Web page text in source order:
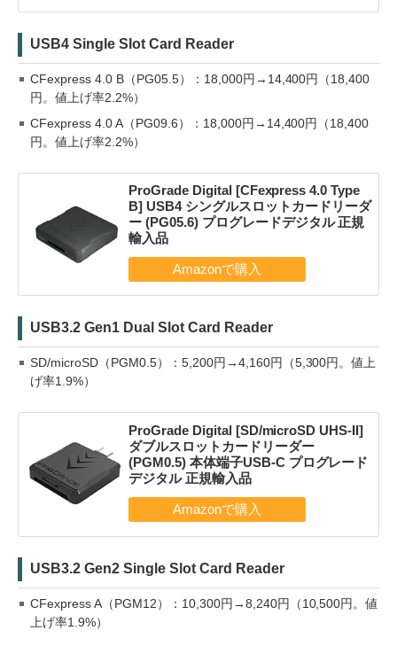
USB4 Single Slot Card Reader
CFexpress 4.0 B（PG05.5）：18,000円→14,400円（18,400
円。値上げ率2.2%）
CFexpress 4.0 A（PG09.6）：18,000円→14,400円（18,400
円。値上げ率2.2%）
ProGrade Digital [CFexpress 4.0 Type
B] USB4 シングルスロットカードリーダ
ー (PG05.6) プログレードデジタル 正規
輸入品
USB3.2 Gen1 Dual Slot Card Reader
SD/microSD（PGM0.5）：5,200円→4,160円（5,300円。値上
げ率1.9%）
ProGrade Digital [SD/microSD UHS-II]
ダブルスロットカードリーダー
(PGM0.5) 本体端子USB-C プログレード
デジタル 正規輸入品
USB3.2 Gen2 Single Slot Card Reader
CFexpress A（PGM12）：10,300円→8,240円（10,500円。値
上げ率1.9%）